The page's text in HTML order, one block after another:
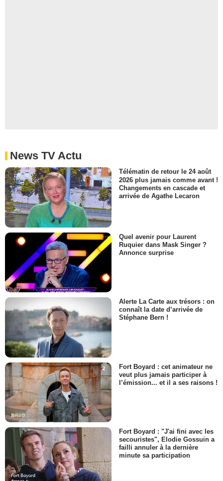
News TV Actu
Télématin de retour le 24 août
2026 plus jamais comme avant !
Changements en cascade et
arrivée de Agathe Lecaron
Quel avenir pour Laurent
Ruquier dans Mask Singer ?
Annonce surprise
Alerte La Carte aux trésors : on
connaît la date d’arrivée de
Stéphane Bern !
Fort Boyard : cet animateur ne
veut plus jamais participer à
l’émission... et il a ses raisons !
Fort Boyard : "J'ai fini avec les
secouristes", Elodie Gossuin a
failli annuler à la dernière
minute sa participation